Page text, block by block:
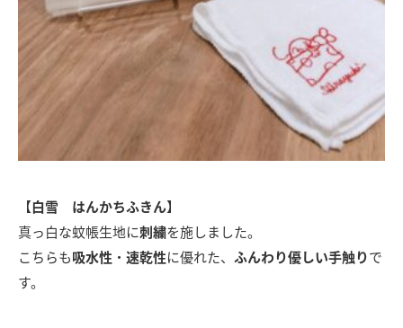
【白雪 はんかちふきん】
真っ白な蚊帳生地に刺繍を施しました。
こちらも吸水性 ・ 速乾性に優れた、 ふんわり優しい手触りで
す。